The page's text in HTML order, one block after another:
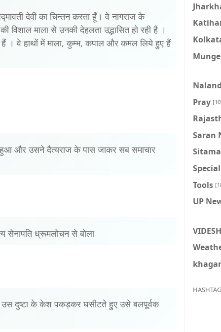
देवी का चिन्तन करता हूँ। वे नागराज के
विशाल माला से उनकी देहलता उद्भासित हो रही है ।
। वे हाथों में माला, कुम्भ, कपाल और कमल लिये हुए हैं
और उसने दैत्यराज के पास जाकर सब समाचार
सेनापति ध्रूमलोचन से बोला
दुष्टा के केश पकड़कर घसीटते हुए उसे बलपूर्वक
Pray
Saran
Tools
UP
HASHTAG